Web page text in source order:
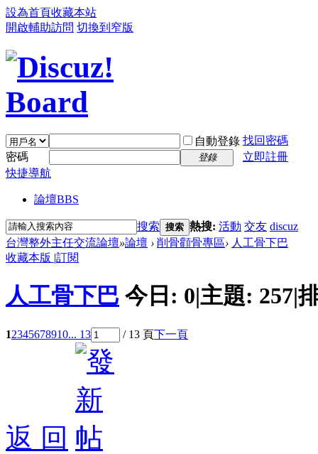
設為首頁收藏本站
開啟輔助訪問 切換到窄版
自動登錄 找回密碼
密碼
登錄
立即註冊
快捷導航
論壇BBS
搜索 搜索 熱搜: 活動 交友 discuz
台灣整外主任交流論壇»論壇 › 削骨顴骨專區› 人工骨下巴
收藏本版 |訂閱
人工骨下巴 今日: 0|主題: 257|
12345678910... 13 / 13 頁下一頁
返 回